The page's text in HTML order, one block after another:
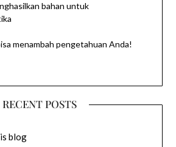
bahan untuk
menambah pengetahuan Anda!
RECENT POSTS
blog